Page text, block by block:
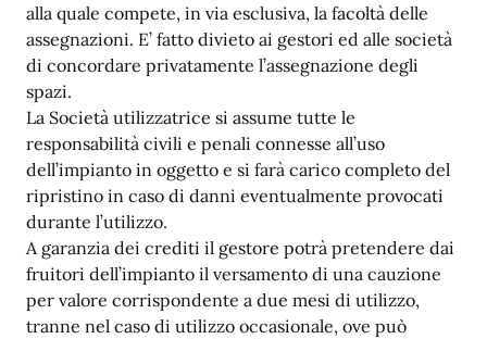
alla quale compete, in via esclusiva, la facoltà delle
assegnazioni. E’ fatto divieto ai gestori ed alle società
di concordare privatamente l’assegnazione degli
spazi.
La Società utilizzatrice si assume tutte le
responsabilità civili e penali connesse all’uso
dell’impianto in oggetto e si farà carico completo del
ripristino in caso di danni eventualmente provocati
durante l’utilizzo.
A garanzia dei crediti il gestore potrà pretendere dai
fruitori dell’impianto il versamento di una cauzione
per valore corrispondente a due mesi di utilizzo,
tranne nel caso di utilizzo occasionale, ove può